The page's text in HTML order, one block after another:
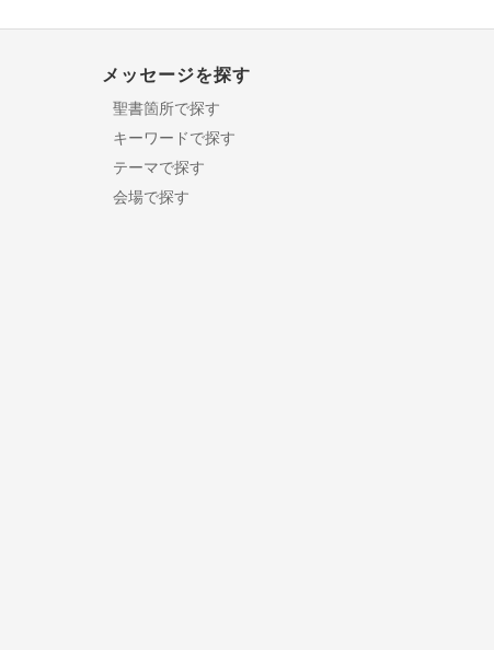
メッセージを探す
聖書箇所で探す
キーワードで探す
テーマで探す
会場で探す